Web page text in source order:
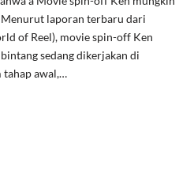
Menurut laporan terbaru dari
of Reel), movie spin-off Ken
sedang dikerjakan di
tahap awal,…